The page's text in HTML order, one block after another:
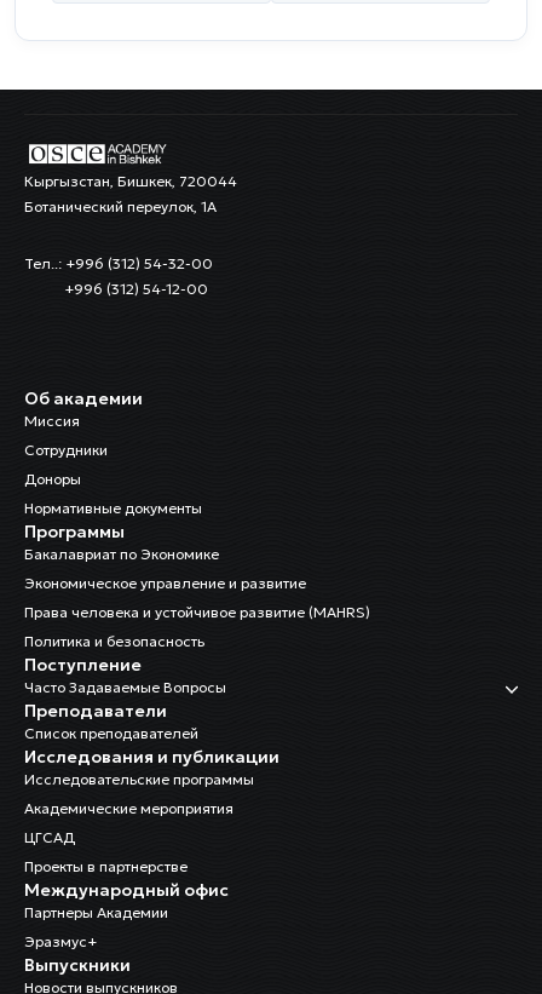
Кыргызстан, Бишкек, 720044
Ботанический переулок, 1А
Тел..: +996 (312) 54-32-00
+996 (312) 54-12-00
Об академии
Миссия
Сотрудники
Доноры
Нормативные документы
Программы
Бакалавриат по Экономике
Экономическое управление и развитие
Права человека и устойчивое развитие (MAHRS)
Политика и безопасность
Поступление
Часто Задаваемые Вопросы
Преподаватели
Список преподавателей
Исследования и публикации
Исследовательские программы
Академические мероприятия
ЦГСАД
Проекты в партнерстве
Международный офис
Партнеры Академии
Эразмус+
Выпускники
Новости выпускников